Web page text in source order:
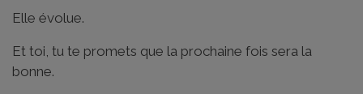
Elle évolue.
Et toi, tu te promets que la prochaine fois sera la
bonne.